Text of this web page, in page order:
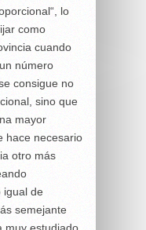
lo
como
cuando
número
consigue no
sino que
mayor
hace necesario
otro más
igual de
semejante